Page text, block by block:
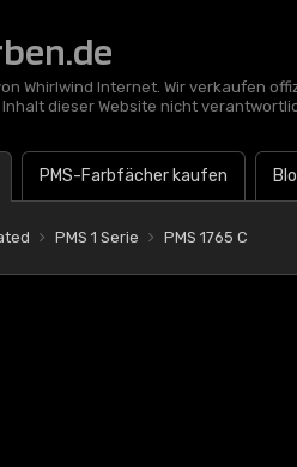
Whirlwind Internet. Wir verkaufen
Inhalt dieser Website nicht
PMS-Farbfächer kaufen
PMS 1 Serie PMS 1765 C